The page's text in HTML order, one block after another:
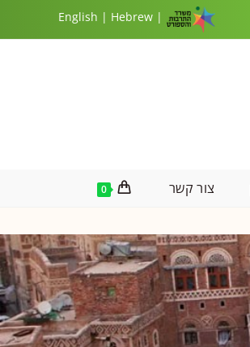
| English
| Hebrew
צור קשר 0